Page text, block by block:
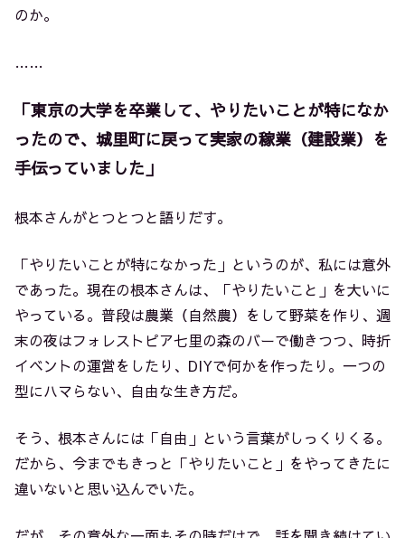
のか。
……
「東京の大学を卒業して、やりたいことが特になか
ったので、城里町に戻って実家の稼業（建設業）を
手伝っていました」
根本さんがとつとつと語りだす。
「やりたいことが特になかった」というのが、私には意外
であった。現在の根本さんは、「やりたいこと」を大いに
やっている。普段は農業（自然農）をして野菜を作り、週
末の夜はフォレストピア七里の森のバーで働きつつ、時折
イベントの運営をしたり、DIYで何かを作ったり。一つの
型にハマらない、自由な生き方だ。
そう、根本さんには「自由」という言葉がしっくりくる。
だから、今までもきっと「やりたいこと」をやってきたに
違いないと思い込んでいた。